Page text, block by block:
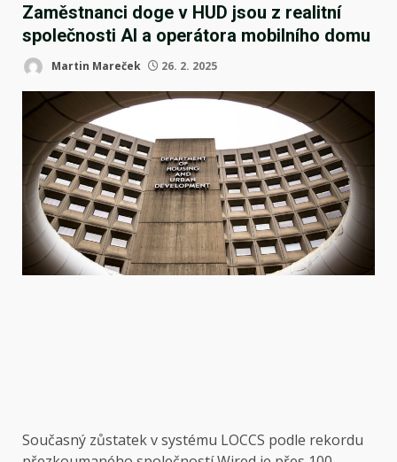
Zaměstnanci doge v HUD jsou z realitní
společnosti AI a operátora mobilního domu
Martin Mareček 26. 2. 2025
Současný zůstatek v systému LOCCS podle rekordu